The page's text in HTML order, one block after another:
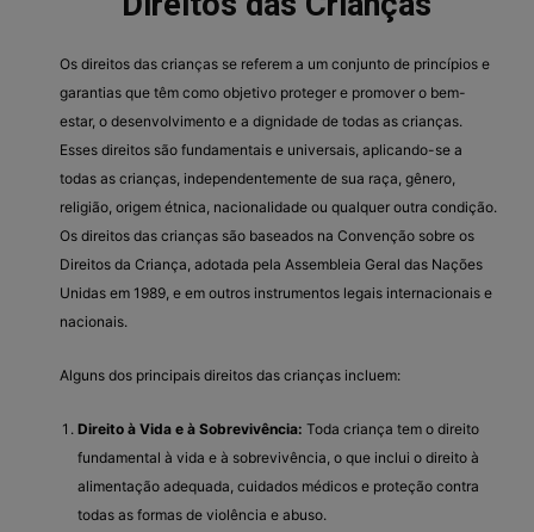
Os direitos das crianças se referem a um conjunto de princípios e
garantias que têm como objetivo proteger e promover o bem-
estar, o desenvolvimento e a dignidade de todas as crianças.
Esses direitos são fundamentais e universais, aplicando-se a
todas as crianças, independentemente de sua raça, gênero,
religião, origem étnica, nacionalidade ou qualquer outra condição.
Os direitos das crianças são baseados na Convenção sobre os
Direitos da Criança, adotada pela Assembleia Geral das Nações
Unidas em 1989, e em outros instrumentos legais internacionais e
nacionais.
Alguns dos principais direitos das crianças incluem:
Direito à Vida e à Sobrevivência: Toda criança tem o direito
fundamental à vida e à sobrevivência, o que inclui o direito à
alimentação adequada, cuidados médicos e proteção contra
todas as formas de violência e abuso.